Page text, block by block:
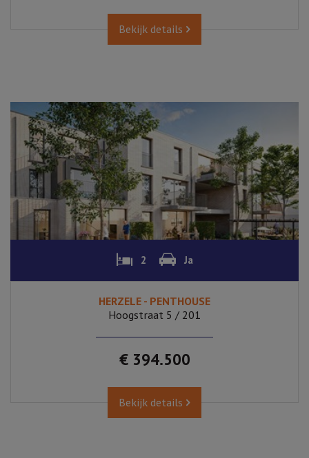
Bekijk details
2 Ja
HERZELE - PENTHOUSE
Hoogstraat 5 / 201
€ 394.500
Bekijk details